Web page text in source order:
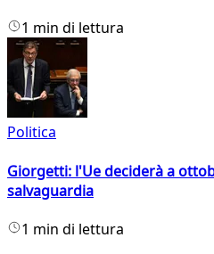
1 min di lettura
Politica
Giorgetti: l'Ue deciderà a
salvaguardia
1 min di lettura